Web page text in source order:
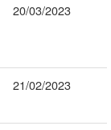
20/03/2023
21/02/2023